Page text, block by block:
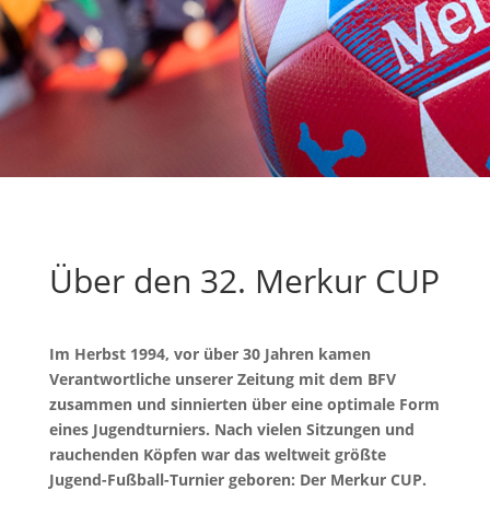
Über den 32. Merkur CUP
Im Herbst 1994, vor über 30 Jahren kamen
Verantwortliche unserer Zeitung mit dem BFV
zusammen und sinnierten über eine optimale Form
eines Jugendturniers. Nach vielen Sitzungen und
rauchenden Köpfen war das weltweit größte
Jugend-Fußball-Turnier geboren: Der Merkur CUP.